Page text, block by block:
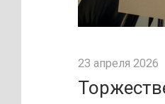
23 апреля 2026